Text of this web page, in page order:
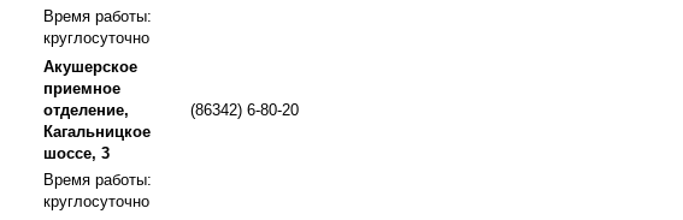
Время работы:
круглосуточно
Акушерское
приемное
отделение,
Кагальницкое
шоссе, 3
(86342) 6-80-20
Время работы:
круглосуточно